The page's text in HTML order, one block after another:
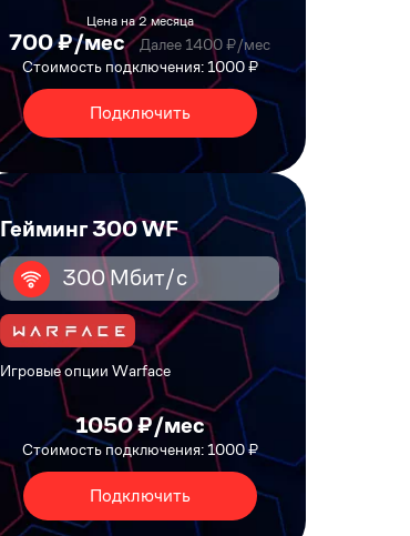
Цена на 2 месяца
700 ₽/мес
Далее 1400 ₽/мес
Стоимость подключения: 1000 ₽
Подключить
Гейминг 300 WF
300 Мбит/с
Игровые опции Warface
1050 ₽/мес
Стоимость подключения: 1000 ₽
Подключить